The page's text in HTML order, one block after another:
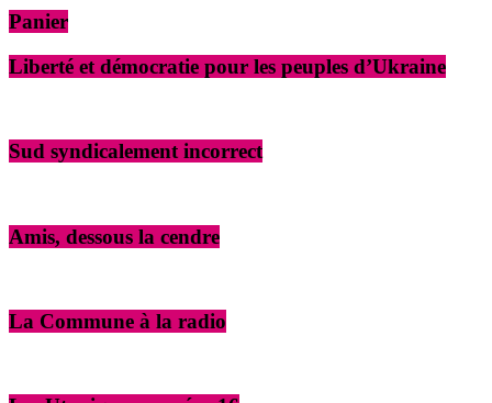
Panier
Liberté et démocratie pour les peuples d’Ukraine
Sud syndicalement incorrect
Amis, dessous la cendre
La Commune à la radio